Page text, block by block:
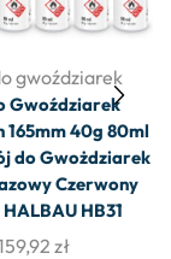
gwoździarek
Gwoździarek
165mm 40g 80ml
do Gwożdziarek
Czerwony
HB31
zł